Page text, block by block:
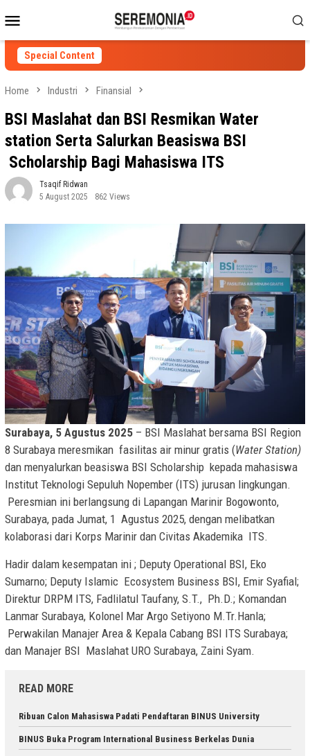
to
contentMenu
Special Content
Home Industri Finansial
BSI Maslahat dan BSI Resmikan Water
station Serta Salurkan Beasiswa BSI
Scholarship Bagi Mahasiswa ITS
Tsaqif Ridwan
5 August 2025
862 Views
Surabaya, 5 Agustus 2025 – BSI Maslahat bersama BSI Region
8 Surabaya meresmikan fasilitas air minur gratis (Water Station)
dan menyalurkan beasiswa BSI Scholarship kepada mahasiswa
Institut Teknologi Sepuluh Nopember (ITS) jurusan lingkungan.
Peresmian ini berlangsung di Lapangan Marinir Bogowonto,
Surabaya, pada Jumat, 1 Agustus 2025, dengan melibatkan
kolaborasi dari Korps Marinir dan Civitas Akademika ITS.
Hadir dalam kesempatan ini ; Deputy Operational BSI, Eko
Sumarno; Deputy Islamic Ecosystem Business BSI, Emir Syafial;
Direktur DRPM ITS, Fadlilatul Taufany, S.T., Ph.D.; Komandan
Lanmar Surabaya, Kolonel Mar Argo Setiyono M.Tr.Hanla;
Perwakilan Manajer Area & Kepala Cabang BSI ITS Surabaya;
dan Manajer BSI Maslahat URO Surabaya, Zaini Syam.
READ MORE
Ribuan Calon Mahasiswa Padati Pendaftaran BINUS University
BINUS Buka Program International Business Berkelas Dunia